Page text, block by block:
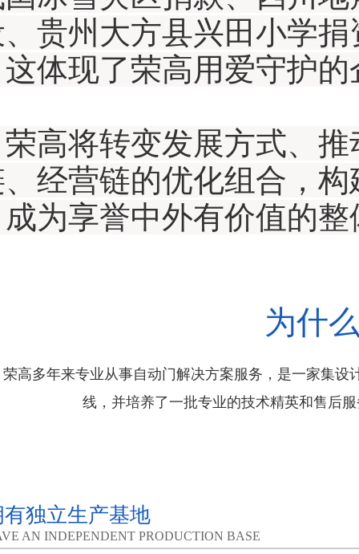
贵州大方县兴田小学
体现了荣高用爱守护
高将转变发展方式、
经营链的优化组合，
为享誉中外有价值的
为什
荣高多年来专业从事自动门解决方案服务，是一家集
线，并培养了一批专业的技术精英和售后
有独立生产基地
AN INDEPENDENT PRODUCTION BASE